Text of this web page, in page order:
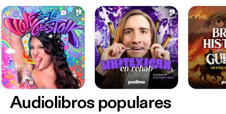
Audiolibros populares